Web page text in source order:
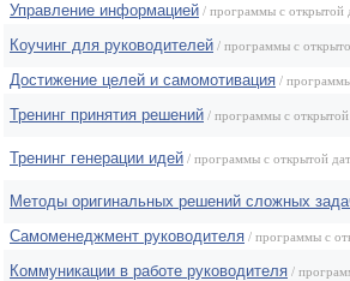
Управление информацией / программы с открытой
Коучинг для руководителей / программы с
Достижение целей и самомотивация /
Тренинг принятия решений / программы с
Тренинг генерации идей / программы с открытой
Методы оригинальных решений сложных
Самоменеджмент руководителя / программы с
Коммуникации в работе руководителя /